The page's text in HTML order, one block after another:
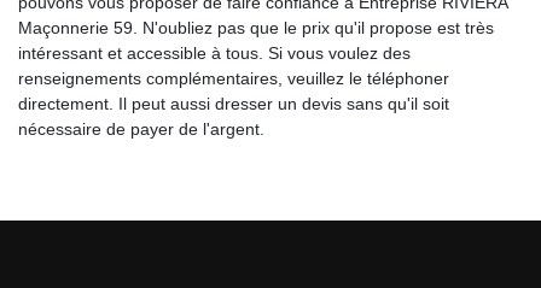
Maçonnerie 59. N'oubliez pas que le prix qu'il propose est très
intéressant et accessible à tous. Si vous voulez des
renseignements complémentaires, veuillez le téléphoner
directement. Il peut aussi dresser un devis sans qu'il soit
nécessaire de payer de l'argent.